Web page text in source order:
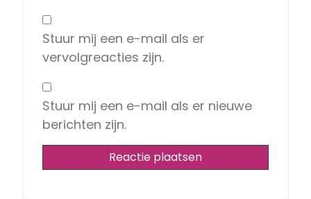
Stuur mij een e-mail als er
vervolgreacties zijn.
Stuur mij een e-mail als er nieuwe
berichten zijn.